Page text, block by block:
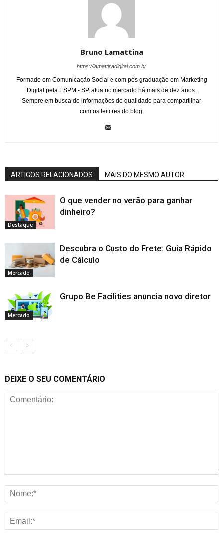
Bruno Lamattina
https://lamattinadigital.com.br
Formado em Comunicação Social e com pós graduação em Marketing
Digital pela ESPM - SP, atua no mercado há mais de dez anos.
Sempre em busca de informações de qualidade para compartilhar
com os leitores do blog.
ARTIGOS RELACIONADOS MAIS DO MESMO AUTOR
Destaque
O que vender no verão para ganhar
dinheiro?
Mercado
Descubra o Custo do Frete: Guia Rápido
de Cálculo
Mercado
Grupo Be Facilities anuncia novo diretor
DEIXE O SEU COMENTÁRIO